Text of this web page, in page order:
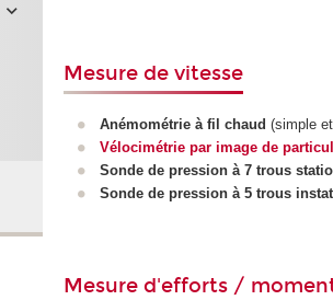
Mesure de vitesse
Anémométrie à fil chaud (simple
Vélocimétrie par image de
Sonde de pression à 7 trous
Sonde de pression à 5 trous
Mesure d'efforts /